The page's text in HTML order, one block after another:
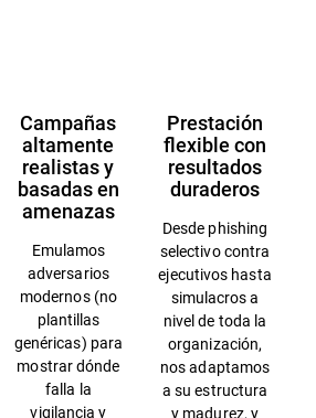
Campañas
altamente
realistas y
basadas en
amenazas
Emulamos
adversarios
modernos (no
plantillas
genéricas) para
mostrar dónde
falla la
vigilancia y
Prestación
flexible con
resultados
duraderos
Desde phishing
selectivo contra
ejecutivos hasta
simulacros a
nivel de toda la
organización,
nos adaptamos
a su estructura
y madurez, y